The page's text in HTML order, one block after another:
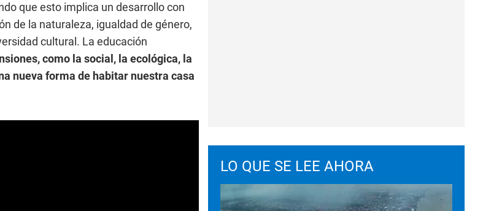
que esto implica un desarrollo con
de la naturaleza, igualdad de género,
cultural. La educación
como la social, la ecológica, la
nueva forma de habitar nuestra casa
LO QUE SE LEE AHORA